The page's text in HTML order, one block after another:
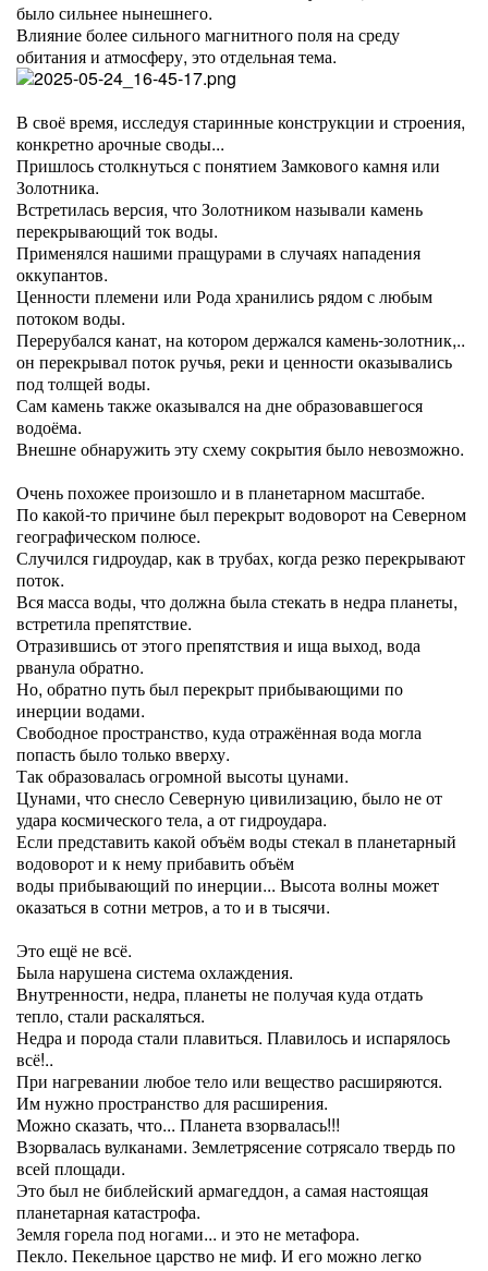
было сильнее нынешнего.
Влияние более сильного магнитного поля на среду
обитания и атмосферу, это отдельная тема.
В своё время, исследуя старинные конструкции и строения,
конкретно арочные своды...
Пришлось столкнуться с понятием Замкового камня или
Золотника.
Встретилась версия, что Золотником называли камень
перекрывающий ток воды.
Применялся нашими пращурами в случаях нападения
оккупантов.
Ценности племени или Рода хранились рядом с любым
потоком воды.
Перерубался канат, на котором держался камень-золотник,..
он перекрывал поток ручья, реки и ценности оказывались
под толщей воды.
Сам камень также оказывался на дне образовавшегося
водоёма.
Внешне обнаружить эту схему сокрытия было невозможно.
Очень похожее произошло и в планетарном масштабе.
По какой-то причине был перекрыт водоворот на Северном
географическом полюсе.
Случился гидроудар, как в трубах, когда резко перекрывают
поток.
Вся масса воды, что должна была стекать в недра планеты,
встретила препятствие.
Отразившись от этого препятствия и ища выход, вода
рванула обратно.
Но, обратно путь был перекрыт прибывающими по
инерции водами.
Свободное пространство, куда отражённая вода могла
попасть было только вверху.
Так образовалась огромной высоты цунами.
Цунами, что снесло Северную цивилизацию, было не от
удара космического тела, а от гидроудара.
Если представить какой объём воды стекал в планетарный
водоворот и к нему прибавить объём
воды прибывающий по инерции... Высота волны может
оказаться в сотни метров, а то и в тысячи.
Это ещё не всё.
Была нарушена система охлаждения.
Внутренности, недра, планеты не получая куда отдать
тепло, стали раскаляться.
Недра и порода стали плавиться. Плавилось и испарялось
всё!..
При нагревании любое тело или вещество расширяются.
Им нужно пространство для расширения.
Можно сказать, что... Планета взорвалась!!!
Взорвалась вулканами. Землетрясение сотрясало твердь по
всей площади.
Это был не библейский армагеддон, а самая настоящая
планетарная катастрофа.
Земля горела под ногами... и это не метафора.
Пекло. Пекельное царство не миф. И его можно легко